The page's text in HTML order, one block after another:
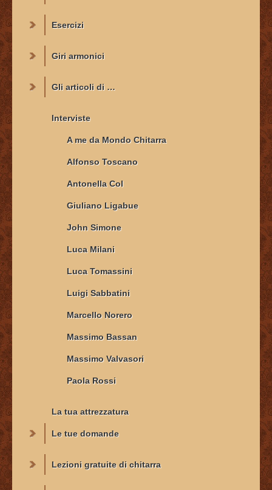
Esercizi
Giri armonici
Gli articoli di …
Interviste
A me da Mondo Chitarra
Alfonso Toscano
Antonella Col
Giuliano Ligabue
John Simone
Luca Milani
Luca Tomassini
Luigi Sabbatini
Marcello Norero
Massimo Bassan
Massimo Valvasori
Paola Rossi
La tua attrezzatura
Le tue domande
Lezioni gratuite di chitarra